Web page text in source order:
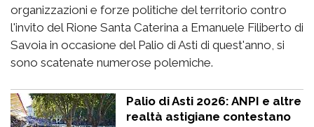
organizzazioni e forze politiche del territorio contro
l'invito del Rione Santa Caterina a Emanuele Filiberto di
Savoia in occasione del Palio di Asti di quest'anno, si
sono scatenate numerose polemiche.
Palio di Asti 2026: ANPI e altre
realtà astigiane contestano